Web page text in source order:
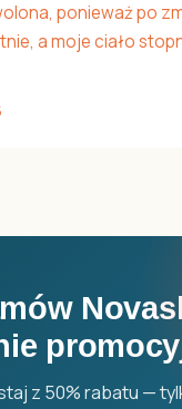
ponieważ po
a moje ciało
z 50% rabatu —